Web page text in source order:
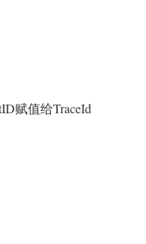
赋值给TraceId